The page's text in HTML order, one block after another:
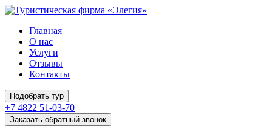
Главная
О нас
Услуги
Отзывы
Контакты
Подобрать тур
+7 4822 51-03-70
Заказать обратный звонок